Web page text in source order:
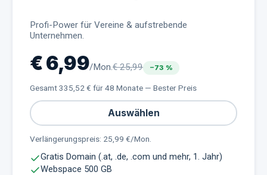
Profi-Power für Vereine & aufstrebende
Unternehmen.
€6,99/Mon.€25,99 −73 %
Gesamt335,52 € für48 Monate — Bester Preis
Auswählen
Verlängerungspreis: 25,99 €/Mon.
Gratis Domain (.at, .de, .com und mehr, 1. Jahr)
Webspace 500 GB